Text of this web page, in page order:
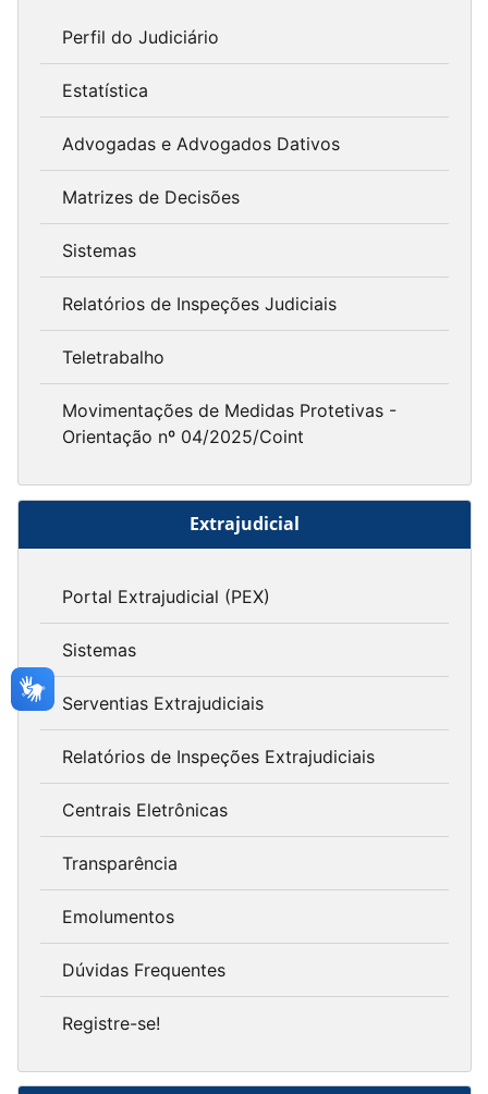
Perfil do Judiciário
Estatística
Advogadas e Advogados Dativos
Matrizes de Decisões
Sistemas
Relatórios de Inspeções Judiciais
Teletrabalho
Movimentações de Medidas Protetivas -
Orientação nº 04/2025/Coint
Extrajudicial
Portal Extrajudicial (PEX)
Sistemas
Serventias Extrajudiciais
Relatórios de Inspeções Extrajudiciais
Centrais Eletrônicas
Transparência
Emolumentos
Dúvidas Frequentes
Registre-se!